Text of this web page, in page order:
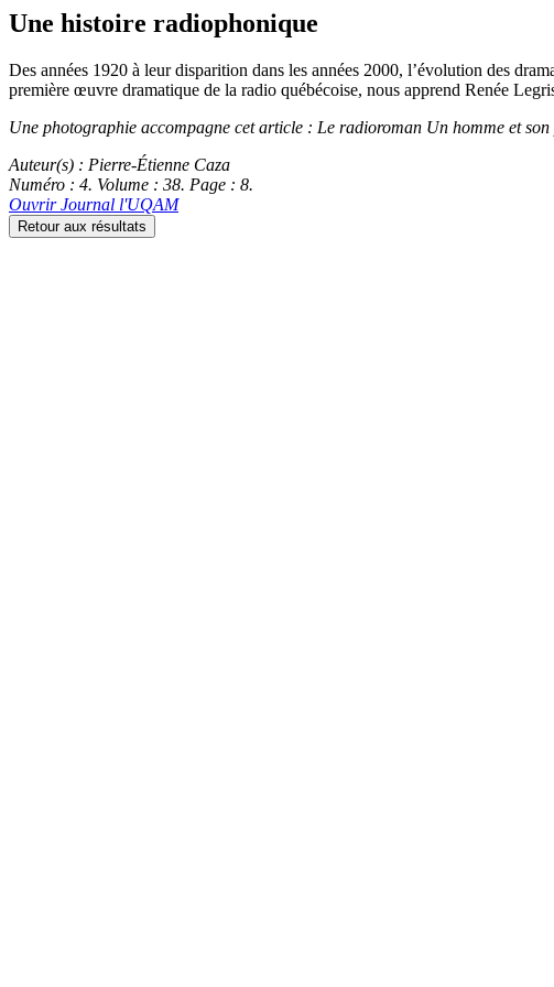
Une histoire radiophonique
Des années 1920 à leur disparition dans les années 2000, l’évolution des
première œuvre dramatique de la radio québécoise, nous apprend Renée
Une photographie accompagne cet article : Le radioroman Un homme et son
Auteur(s) : Pierre-Étienne Caza
Numéro : 4. Volume : 38. Page : 8.
Ouvrir Journal l'UQAM
Retour aux résultats